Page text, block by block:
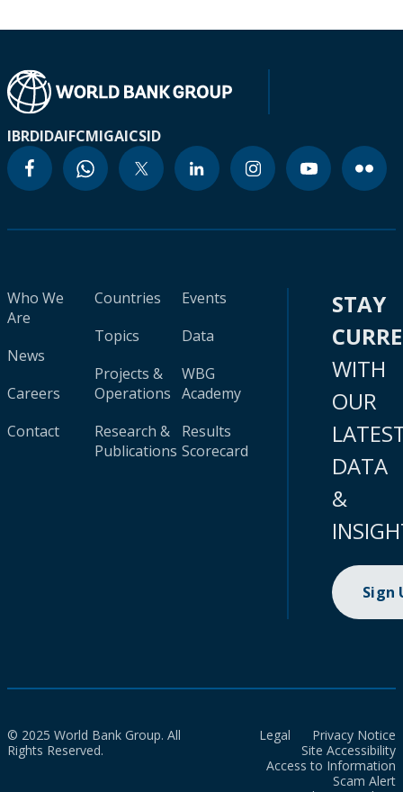
IBRDIDAIFCMIGAICSID
Who We
Are
News
Careers
Contact
Countries
Topics
Projects &
Operations
Research &
Publications
Events
Data
WBG
Academy
Results
Scorecard
STAY
WITH
OUR
DATA
&
Sign
© 2025 World Bank Group. All
Rights Reserved.
Legal
Privacy Notice
Site Accessibility
Access to Information
Scam Alert